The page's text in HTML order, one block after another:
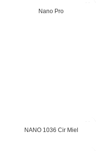
Nano Pro
NANO 1036 Cir Miel